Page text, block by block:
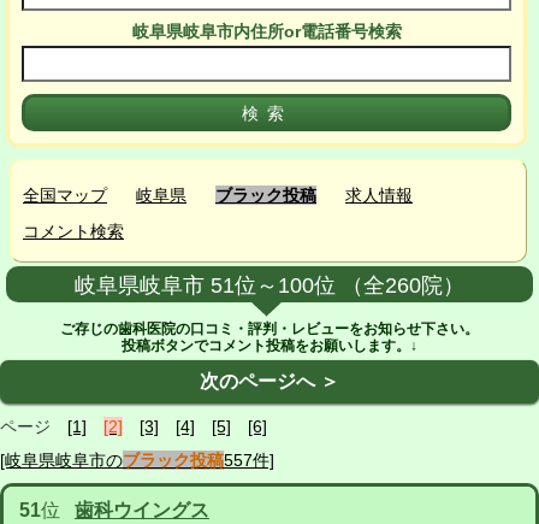
岐阜県岐阜市内住所or電話番号検索
全国マップ 岐阜県 ブラック投稿
求人情報
コメント検索
岐阜県岐阜市 51位～100位 （全260院）
ご存じの歯科医院の口コミ・評判・レビューをお知らせ下さい。
投稿ボタンでコメント投稿をお願いします。↓
次のページへ ＞
ページ [1] [2] [3] [4] [5]
[6]
[岐阜県岐阜市のブラック投稿557件]
51位 歯科ウイングス